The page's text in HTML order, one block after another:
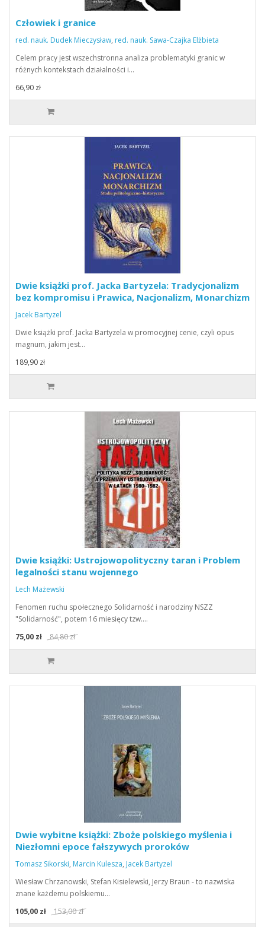
Człowiek i granice
red. nauk. Dudek Mieczysław, red. nauk. Sawa-Czajka Elżbieta
Celem pracy jest wszechstronna analiza problematyki granic w
różnych kontekstach działalności i…
66,90 zł
Dwie książki prof. Jacka Bartyzela: Tradycjonalizm
bez kompromisu i Prawica, Nacjonalizm, Monarchizm
Jacek Bartyzel
Dwie książki prof. Jacka Bartyzela w promocyjnej cenie, czyli opus
magnum, jakim jest…
189,90 zł
Dwie książki: Ustrojowopolityczny taran i Problem
legalności stanu wojennego
Lech Mażewski
Fenomen ruchu społecznego Solidarność i narodziny NSZZ
"Solidarność", potem 16 miesięcy tzw.…
75,00 zł
84,80 zł
Dwie wybitne książki: Zboże polskiego myślenia i
Niezłomni epoce fałszywych proroków
Tomasz Sikorski, Marcin Kulesza, Jacek Bartyzel
Wiesław Chrzanowski, Stefan Kisielewski, Jerzy Braun - to nazwiska
znane każdemu polskiemu…
105,00 zł
153,00 zł